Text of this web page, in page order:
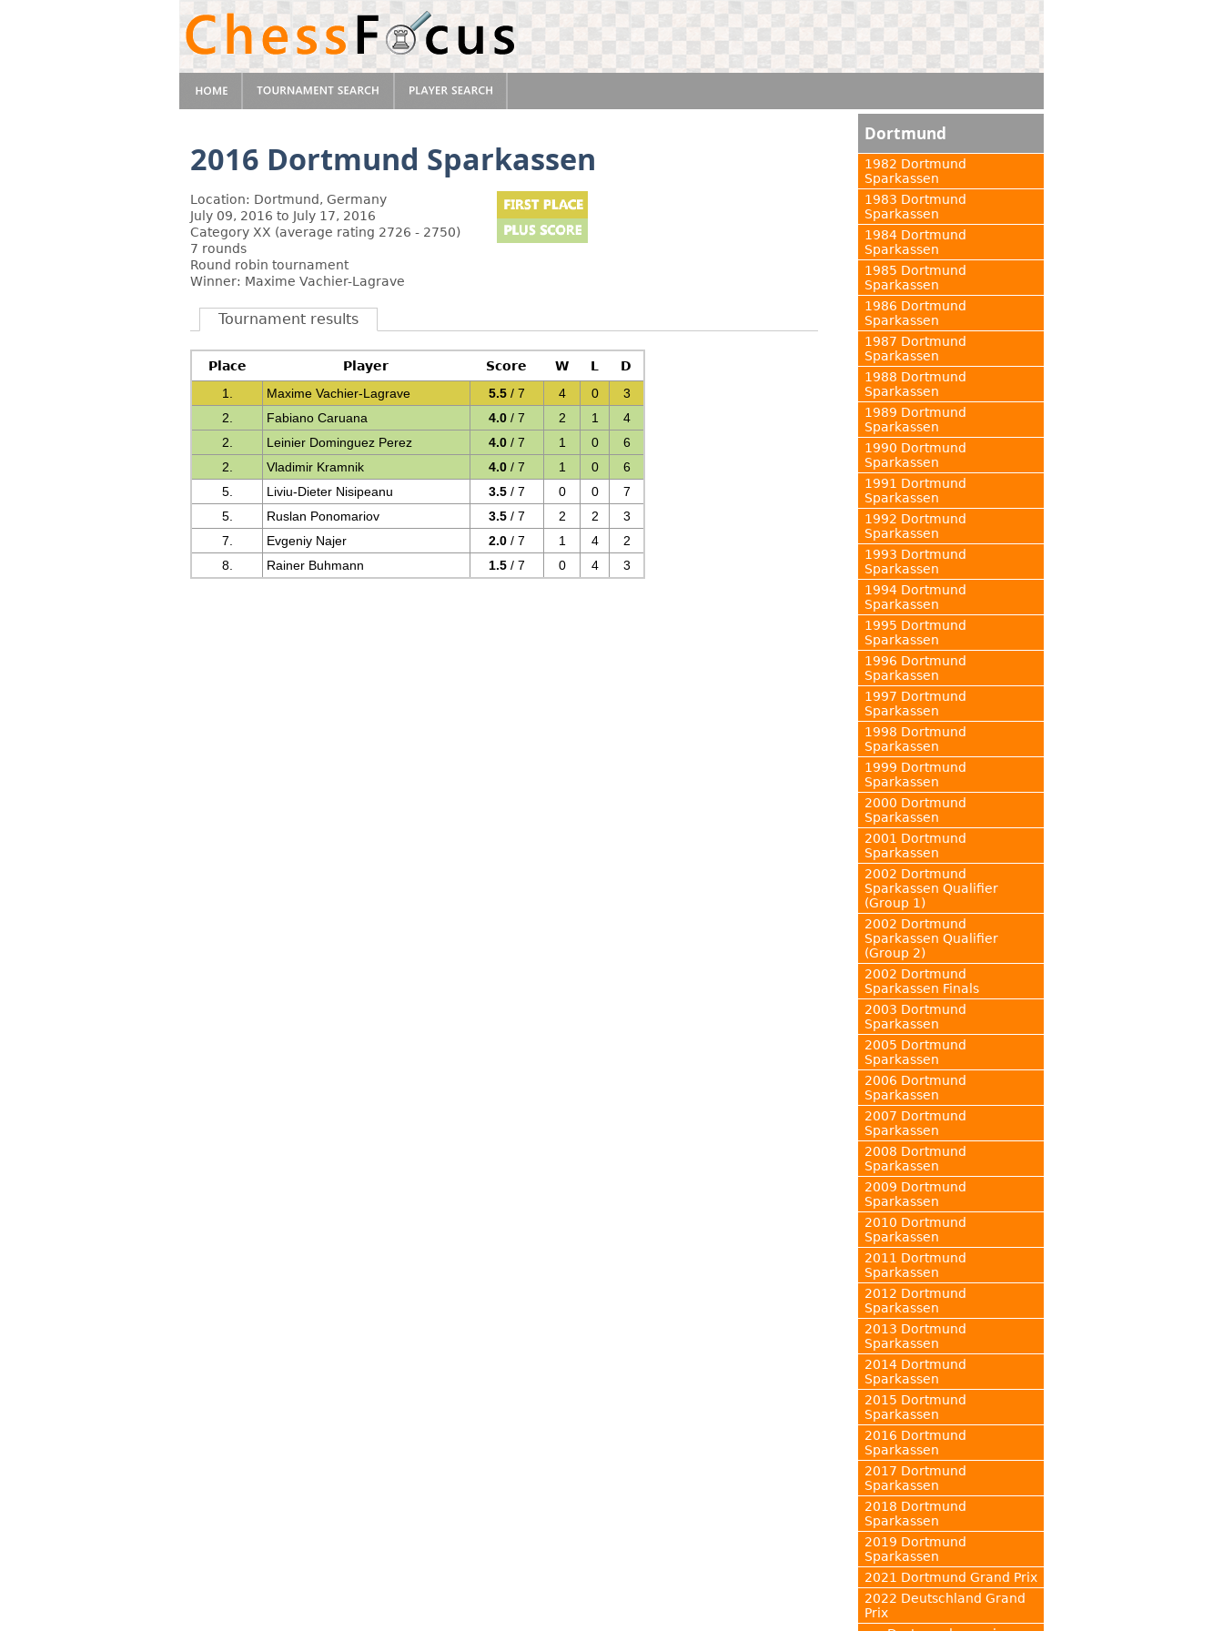
2016 Dortmund Sparkassen
Location: Dortmund, Germany
July 09, 2016 to July 17, 2016
Category XX (average rating 2726 - 2750)
7 rounds
Round robin tournament
Winner: Maxime Vachier-Lagrave
Tournament results
Place Player Score W L
D
1.
Maxime Vachier-Lagrave 5.5 / 7 4 0
3
2.
Fabiano Caruana 4.0 / 7 2 1
4
2.
Leinier Dominguez Perez 4.0 / 7 1 0
6
2.
Vladimir Kramnik 4.0 / 7 1 0
6
5.
Liviu-Dieter Nisipeanu 3.5 / 7 0 0
7
5.
Ruslan Ponomariov 3.5 / 7 2 2
3
7.
Evgeniy Najer 2.0 / 7 1 4
2
8.
Rainer Buhmann 1.5 / 7 0 4 3
Dortmund
1982 Dortmund
Sparkassen
1983 Dortmund
Sparkassen
1984 Dortmund
Sparkassen
1985 Dortmund
Sparkassen
1986 Dortmund
Sparkassen
1987 Dortmund
Sparkassen
1988 Dortmund
Sparkassen
1989 Dortmund
Sparkassen
1990 Dortmund
Sparkassen
1991 Dortmund
Sparkassen
1992 Dortmund
Sparkassen
1993 Dortmund
Sparkassen
1994 Dortmund
Sparkassen
1995 Dortmund
Sparkassen
1996 Dortmund
Sparkassen
1997 Dortmund
Sparkassen
1998 Dortmund
Sparkassen
1999 Dortmund
Sparkassen
2000 Dortmund
Sparkassen
2001 Dortmund
Sparkassen
2002 Dortmund
Sparkassen Qualifier
(Group 1)
2002 Dortmund
Sparkassen Qualifier
(Group 2)
2002 Dortmund
Sparkassen Finals
2003 Dortmund
Sparkassen
2005 Dortmund
Sparkassen
2006 Dortmund
Sparkassen
2007 Dortmund
Sparkassen
2008 Dortmund
Sparkassen
2009 Dortmund
Sparkassen
2010 Dortmund
Sparkassen
2011 Dortmund
Sparkassen
2012 Dortmund
Sparkassen
2013 Dortmund
Sparkassen
2014 Dortmund
Sparkassen
2015 Dortmund
Sparkassen
2016 Dortmund
Sparkassen
2017 Dortmund
Sparkassen
2018 Dortmund
Sparkassen
2019 Dortmund
Sparkassen
2021 Dortmund Grand Prix
2022 Deutschland Grand
Prix